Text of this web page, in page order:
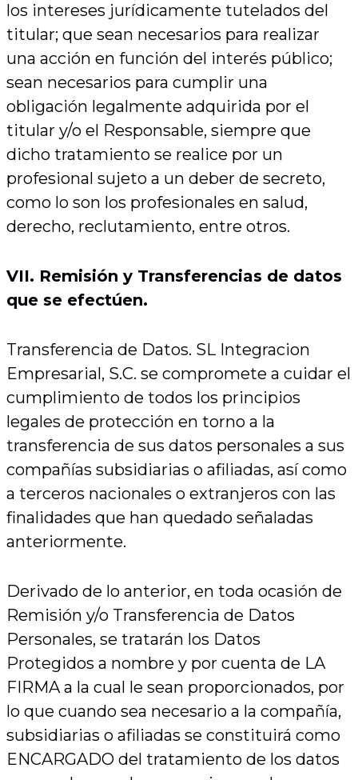
los intereses jurídicamente tutelados del
titular; que sean necesarios para realizar
una acción en función del interés público;
sean necesarios para cumplir una
obligación legalmente adquirida por el
titular y/o el Responsable, siempre que
dicho tratamiento se realice por un
profesional sujeto a un deber de secreto,
como lo son los profesionales en salud,
derecho, reclutamiento, entre otros.
VII. Remisión y Transferencias de datos
que se efectúen.
Transferencia de Datos. SL Integracion
Empresarial, S.C. se compromete a cuidar el
cumplimiento de todos los principios
legales de protección en torno a la
transferencia de sus datos personales a sus
compañías subsidiarias o afiliadas, así como
a terceros nacionales o extranjeros con las
finalidades que han quedado señaladas
anteriormente.
Derivado de lo anterior, en toda ocasión de
Remisión y/o Transferencia de Datos
Personales, se tratarán los Datos
Protegidos a nombre y por cuenta de LA
FIRMA a la cual le sean proporcionados, por
lo que cuando sea necesario a la compañía,
subsidiarias o afiliadas se constituirá como
ENCARGADO del tratamiento de los datos